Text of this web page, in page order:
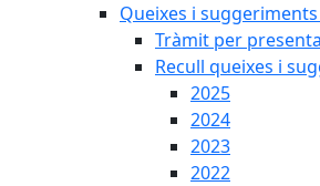
Queixes i
Tràmit per
Recull queixes i
2025
2024
2023
2022